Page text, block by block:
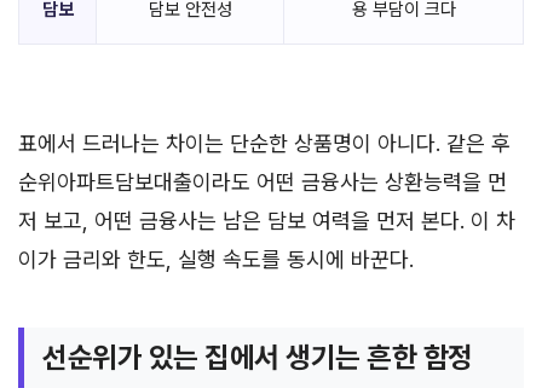
담보
담보 안전성
용 부담이 크다
표에서 드러나는 차이는 단순한 상품명이 아니다. 같은 후
순위아파트담보대출이라도 어떤 금융사는 상환능력을 먼
저 보고, 어떤 금융사는 남은 담보 여력을 먼저 본다. 이 차
이가 금리와 한도, 실행 속도를 동시에 바꾼다.
선순위가 있는 집에서 생기는 흔한 함정